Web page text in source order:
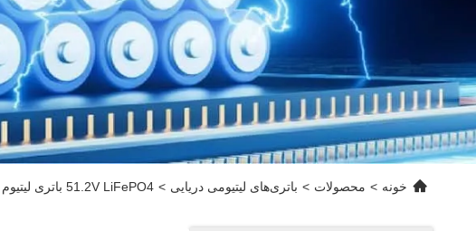
خونه > محصولات > باتری‌های لیتیومی دریایی > 51.2V LiFePO4 باتری لیتیوم دریایی با سوئیچ و ارتباطات CAN